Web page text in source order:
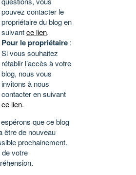
pouvez contacter le
propriétaire du blog en
suivantce lien.
Pour le propriétaire :
Si vous souhaitez
rétablir l’accès à votre
blog, nous vous
invitons à nous
contacter en suivant
ce lien.
que ce blog
être de nouveau
prochainement.
votre